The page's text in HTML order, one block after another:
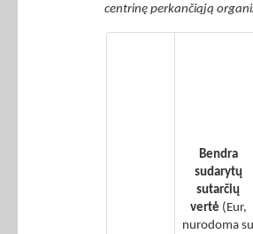
centrinę perkančiąją
Bendra
sudarytų
sutarčių
vertė (Eur,
nurodoma su